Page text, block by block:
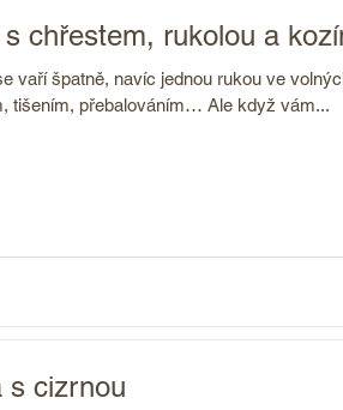
chřestem, rukolou a
vaří špatně, navíc jednou rukou ve
tišením, přebalováním… Ale když vám...
s cizrnou